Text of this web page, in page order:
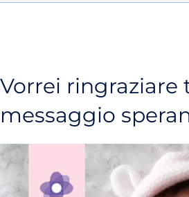
Vorrei ringraziare
messaggio